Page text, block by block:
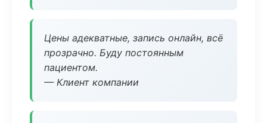
Цены адекватные, запись онлайн, всё
прозрачно. Буду постоянным
пациентом.
— Клиент компании